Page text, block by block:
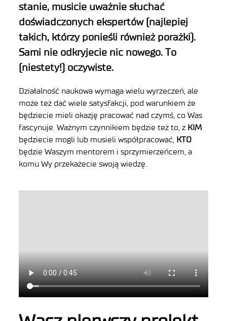
stanie, musicie uważnie słuchać
doświadczonych ekspertów (najlepiej
takich, którzy ponieśli również porażki).
Sami nie odkryjecie nic nowego. To
(niestety!) oczywiste.
Działalność naukowa wymaga wielu wyrzeczeń, ale
może też dać wiele satysfakcji, pod warunkiem że
będziecie mieli okazję pracować nad czymś, co Was
fascynuje. Ważnym czynnikiem będzie też to, z KIM
będziecie mogli lub musieli współpracować, KTO
będzie Waszym mentorem i sprzymierzeńcem, a
komu Wy przekażecie swoją wiedzę.